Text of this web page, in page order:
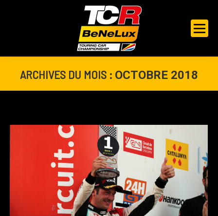
ARCHIVES DU MOIS : OCTOBRE 2018
Vous êtes ici :